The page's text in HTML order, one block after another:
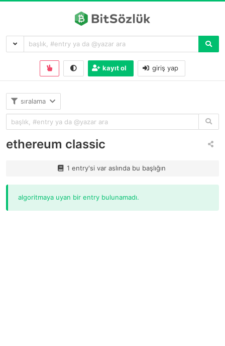
kayıt ol giriş yap
sıralama
ethereum classic
1 entry'si var aslında bu başlığın
algoritmaya uyan bir entry bulunamadı.